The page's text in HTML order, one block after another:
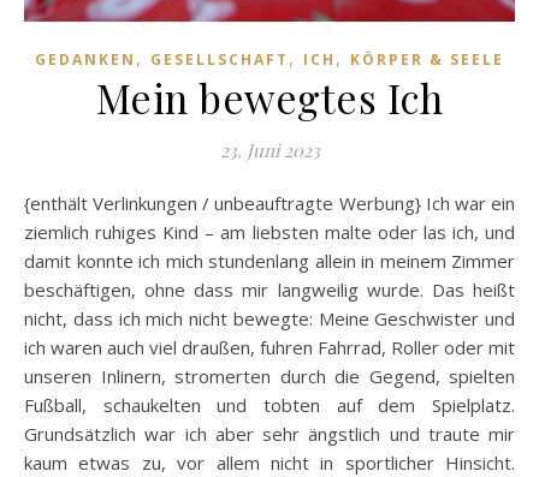
GEDANKEN , GESELLSCHAFT , ICH , KÖRPER & SEELE
Mein bewegtes Ich
23. Juni 2023
{enthält Verlinkungen / unbeauftragte Werbung} Ich war ein
ziemlich ruhiges Kind – am liebsten malte oder las ich, und
damit konnte ich mich stundenlang allein in meinem Zimmer
beschäftigen, ohne dass mir langweilig wurde. Das heißt
nicht, dass ich mich nicht bewegte: Meine Geschwister und
ich waren auch viel draußen, fuhren Fahrrad, Roller oder mit
unseren Inlinern, stromerten durch die Gegend, spielten
Fußball, schaukelten und tobten auf dem Spielplatz.
Grundsätzlich war ich aber sehr ängstlich und traute mir
kaum etwas zu, vor allem nicht in sportlicher Hinsicht.